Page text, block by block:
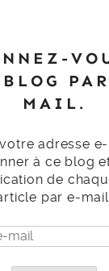
MAIL.
adresse
à ce blog
de
par e-